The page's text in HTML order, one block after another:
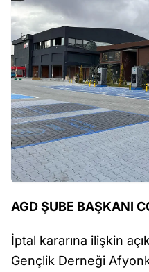
AGD ŞUBE BAŞKANI
İptal kararına ilişkin
Gençlik Derneği